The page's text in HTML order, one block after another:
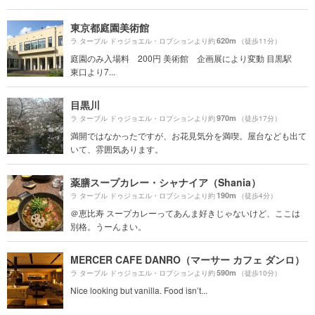
東京都庭園美術館
ラ ターブル ドゥジョエル・ロブションより約620m （徒歩11分）
庭園のみ入場料 200円 美術館 企画展により変動 目黒駅
東口より7...
目黒川
ラ ターブル ドゥジョエル・ロブションより約970m （徒歩17分）
満開ではなかったですが、お花見気分を満喫。屋台なども出て
いて、雰囲気あります。
薬膳スープカレー・シャナイア（Shania）
ラ ターブル ドゥジョエル・ロブションより約190m （徒歩4分）
＠恵比寿 スープカレーってあんま好きじゃないけど、ここは
別格。うーんまい。
MERCER CAFE DANRO（マーサー カフェ ダンロ）
ラ ターブル ドゥジョエル・ロブションより約590m （徒歩10分）
Nice looking but vanilla. Food isn’t...